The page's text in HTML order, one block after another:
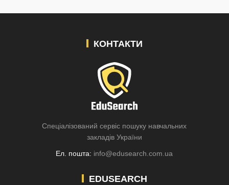
КОНТАКТИ
Спеціалізований сервіс пошуку навчальних
закладів України
Ел. пошта: info@edusearch.com.ua
EDUSEARCH